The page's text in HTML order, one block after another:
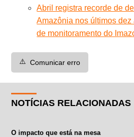
Abril registra recorde de
Amazônia nos últimos dez
de monitoramento do
⚠️ Comunicar erro
NOTÍCIAS RELACIONADAS
O impacto que está na mesa